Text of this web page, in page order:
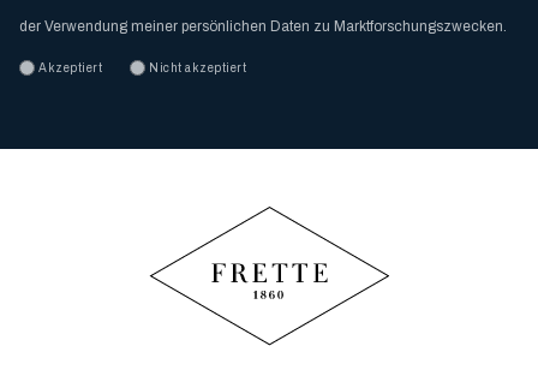
der Verwendung meiner persönlichen Daten zu Marktforschungszwecken.
Akzeptiert Nicht akzeptiert